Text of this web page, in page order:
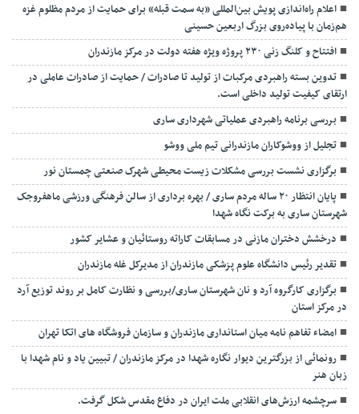
اعلام راه‌اندازی پویش بین‌المللی «به سمت قبله» برای حمایت از مردم مظلوم غزه
هم‌زمان با پیاده‌روی بزرگ اربعین حسینی
افتتاح و کلنگ زنی ۲۳۰ پروژه ویژه هفته دولت در مرکز مازندران
تدوین بسته راهبردی مرکبات از تولید تا صادرات / حمایت از صادرات عاملی در
ارتقای کیفیت تولید داخلی است.
بررسی برنامه راهبردی عملیاتی شهرداری ساری
تجلیل از ووشوکاران مازندرانی تیم ملی ووشو
برگزاری نشست بررسی مشکلات زیست محیطی شهرک صنعتی چمستان نور
پایان انتظار ۲۰ ساله مردم ساری / بهره برداری از سالن فرهنگی ورزشی ماهفروجک
شهرستان ساری به برکت نگاه شهدا
درخشش دختران مازنی در مسابقات کاراته روستائیان و عشایر کشور
تقدیر رئیس دانشگاه علوم پزشکی مازندران از مدیرکل غله مازندران
برگزاری کارگروه آرد و نان شهرستان ساری/بررسی و نظارت کامل بر روند توزیع آرد
در مرکز استان
امضاء تفاهم نامه میان استانداری مازندران و سازمان فروشگاه های اتکا تهران
رونمائی از بزرگترین دیوار نگاره شهدا در مرکز مازندران / تبیین یاد و نام شهدا با
زبان هنر
سرچشمه ارزش‌های انقلابی ملت ایران در دفاع مقدس شکل گرفت.